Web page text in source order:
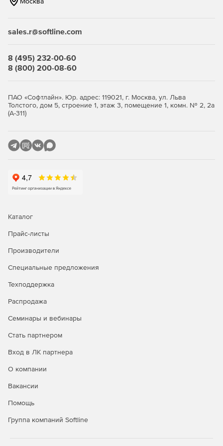
sales.r@softline.com
8 (495) 232-00-60
8 (800) 200-08-60
ПАО «Софтлайн». Юр. адрес: 119021, г. Москва, ул. Льва
Толстого, дом 5, строение 1, этаж 3, помещение 1, комн. № 2, 2а
(А-311)
Каталог
Прайс-листы
Производители
Специальные предложения
Техподдержка
Распродажа
Семинары и вебинары
Стать партнером
Вход в ЛК партнера
О компании
Вакансии
Помощь
Группа компаний Softline